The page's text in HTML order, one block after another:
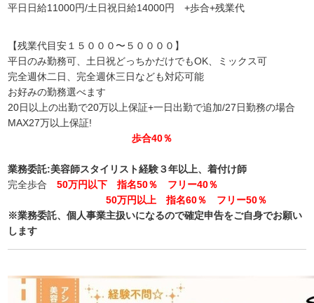
平日日給11000円/土日祝日給14000円 +歩合+残業代
【残業代目安１５０００〜５００００】
平日のみ勤務可、土日祝どっちかだけでもOK、ミックス可
完全週休二日、完全週休三日なども対応可能
お好みの勤務選べます
20日以上の出勤で20万以上保証+一日出勤で追加/27日勤務の場合
MAX27万以上保証!
歩合40％
業務委託:美容師スタイリスト経験３年以上、着付け師
完全歩合50万円以下 指名50％ フリー40％
50万円以上 指名60％ フリー50％
※業務委託、個人事業主扱いになるので確定申告をご自身でお願い
します